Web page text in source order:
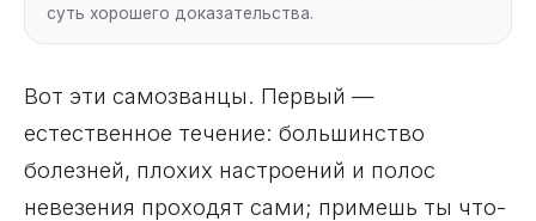
суть хорошего доказательства.
Вот эти самозванцы. Первый —
естественное течение: большинство
болезней, плохих настроений и полос
невезения проходят сами; примешь ты что-